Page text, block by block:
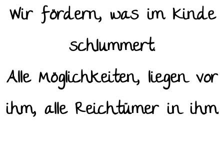
Wir fördern, was im Kinde
schlummert.
Alle Möglichkeiten, liegen vor
ihm, alle Reichtümer in ihm.